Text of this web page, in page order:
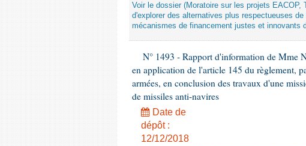
Voir le dossier (Moratoire sur les projets
d'explorer des alternatives plus respectueuses
mécanismes de financement justes et innovants
N° 1493 - Rapport d'information de Mme
en application de l'article 145 du règlement,
armées, en conclusion des travaux d'une
de missiles anti-navires
Date de
dépôt :
12/12/2018